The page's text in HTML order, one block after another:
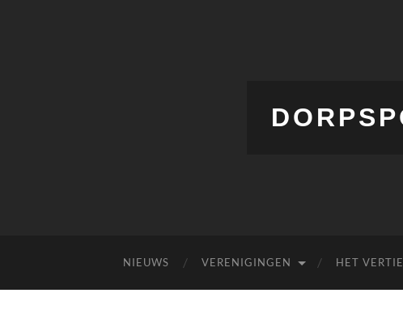
NIEUWS VERENIGINGEN HET